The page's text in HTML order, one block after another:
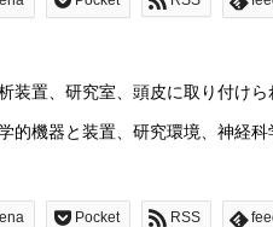
装置、研究室、頭皮に取り付け
的機器と装置、研究環境、神経科
Pocket RSS